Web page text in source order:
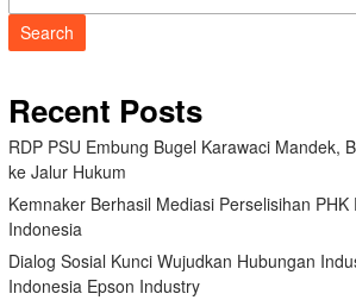
Search
Recent Posts
RDP PSU Embung Bugel Karawaci Mandek,
ke Jalur Hukum
Kemnaker Berhasil Mediasi Perselisihan PHK
Indonesia
Dialog Sosial Kunci Wujudkan Hubungan
Indonesia Epson Industry